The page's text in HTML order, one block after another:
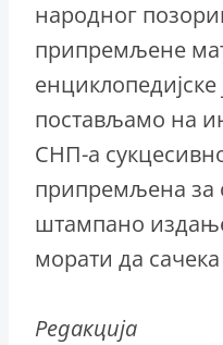
народног
припремљене
постављамо на
СНП-а
припремљена за
штампано
морати да
Редакција